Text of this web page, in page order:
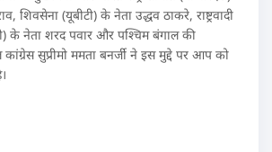
शिवसेना (यूबीटी) के नेता उद्धव ठाकरे, राष्ट्रवादी
के नेता शरद पवार और पश्चिम बंगाल की
सुप्रीमो ममता बनर्जी ने इस मुद्दे पर आप को